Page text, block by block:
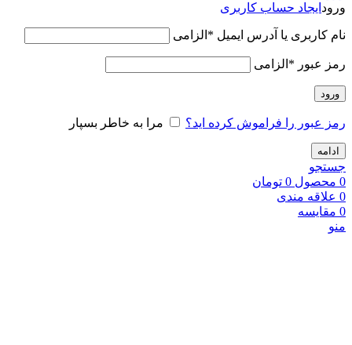
ورود ایجاد حساب کاربری
نام کاربری یا آدرس ایمیل * الزامی
رمز عبور * الزامی
ورود
رمز عبور را فراموش کرده اید؟ مرا به خاطر بسپار
ادامه
جستجو
0 محصول 0 تومان
0 علاقه مندی
0 مقایسه
منو